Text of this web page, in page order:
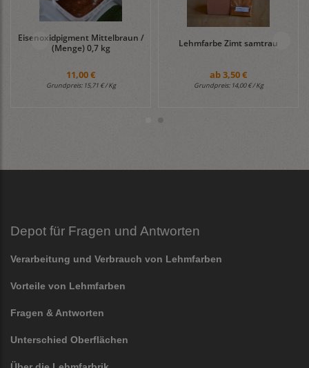
Eisenoxidpigment Mittelbraun /
(Menge) 0,7 kg
11,00 €
Grundpreis: 15,71 € / Kg
Lehmfarbe Zimt samtrau
ab3,50 €
Grundpreis: 14,00 € / Kg
Depot für Fragen und Antworten
Verarbeitung und Verbrauch von Lehmfarben
Vorteile von Lehmfarben
Fragen & Antworten
Unterschied Oberflächen